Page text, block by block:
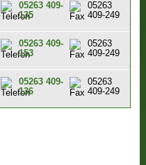
05263 409-
135
05263
409-249
05263 409-
153
05263
409-249
05263 409-
136
05263
409-249